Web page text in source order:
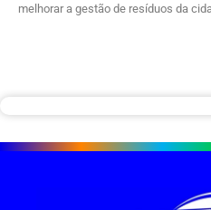
melhorar a gestão de resíduos da